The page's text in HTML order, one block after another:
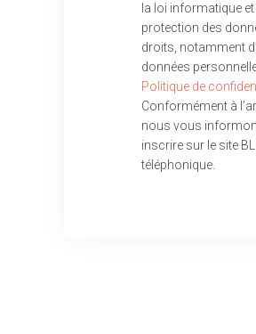
la loi informatique
protection des
droits, notamment
données
Politique de
Conformément à
nous vous
inscrire sur le site
téléphonique.